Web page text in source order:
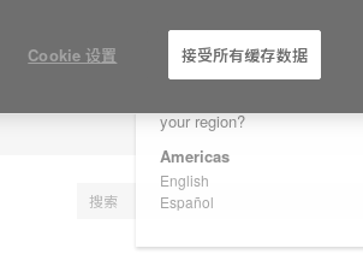
Are you in United States?
your region?
Americas
English
Español
Cookie 设置 接受所有缓存数据